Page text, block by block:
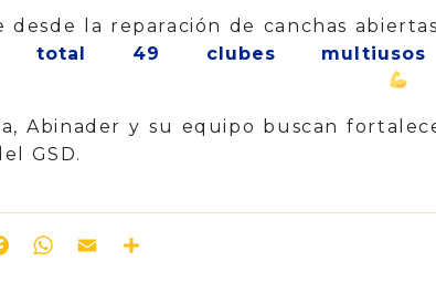
desde la reparación de canchas
total 49 clubes multiusos
Abinader y su equipo buscan
GSD.
FacebookWhatsApp
Email